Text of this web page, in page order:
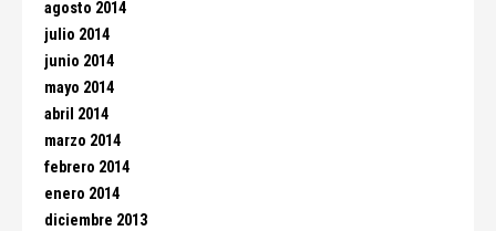
agosto 2014
julio 2014
junio 2014
mayo 2014
abril 2014
marzo 2014
febrero 2014
enero 2014
diciembre 2013